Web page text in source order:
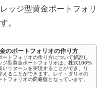
ッジ型黄金ポートフォリ
。
のポートフォリオの作り方
ートフォリオの作り方について解説し
ジ型黄金ポートフォリオは、株式100%
いリターンを実現することができ、リ
えることができます。レイ・ダリオの
トフォリオの簡略版となっています。